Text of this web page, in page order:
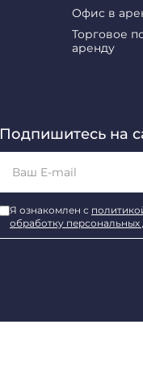
Офис в
Торговое
аренду
Подпишитесь на
Я ознакомлен с
обработку персональных